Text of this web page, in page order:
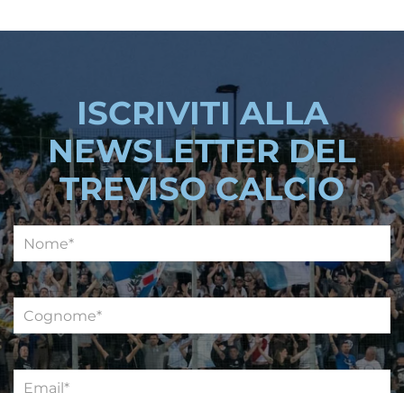
ISCRIVITI ALLA
NEWSLETTER DEL
TREVISO CALCIO